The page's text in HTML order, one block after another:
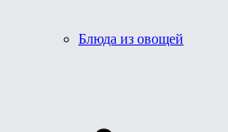
Блюда из овощей